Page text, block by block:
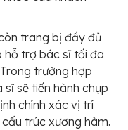
trang bị đầy đủ
hỗ trợ bác sĩ tối đa
trường hợp
sẽ tiến hành chụp
chính xác vị trí
trúc xương hàm.